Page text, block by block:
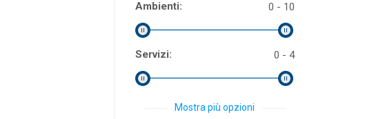
Ambienti: 0 - 10
Servizi: 0 - 4
Mostra più opzioni